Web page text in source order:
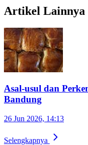
Artikel Lainnya
Asal-usul dan
Bandung
26 Jun 2026, 14:13
Selengkapnya